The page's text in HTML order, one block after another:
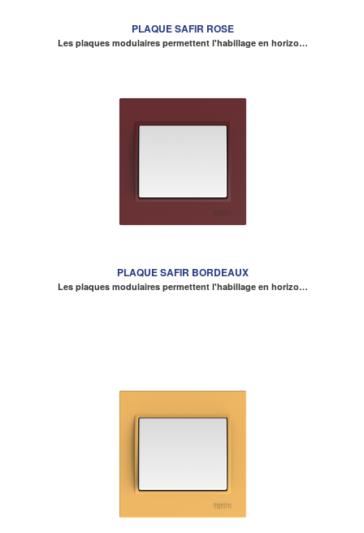
PLAQUE SAFIR ROSE
Les plaques modulaires permettent l'habillage en horizo…
PLAQUE SAFIR BORDEAUX
Les plaques modulaires permettent l'habillage en horizo…